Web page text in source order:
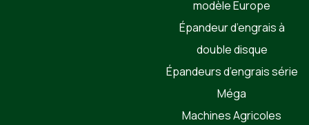
modèle Europe
Épandeur d’engrais à
double disque
Épandeurs d’engrais série
Méga
Machines Agricoles